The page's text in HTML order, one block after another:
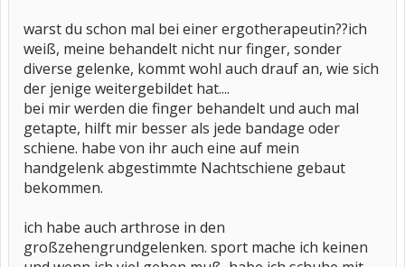
warst du schon mal bei einer ergotherapeutin??ich
weiß, meine behandelt nicht nur finger, sonder
diverse gelenke, kommt wohl auch drauf an, wie sich
der jenige weitergebildet hat....
bei mir werden die finger behandelt und auch mal
getapte, hilft mir besser als jede bandage oder
schiene. habe von ihr auch eine auf mein
handgelenk abgestimmte Nachtschiene gebaut
bekommen.
ich habe auch arthrose in den
großzehengrundgelenken. sport mache ich keinen